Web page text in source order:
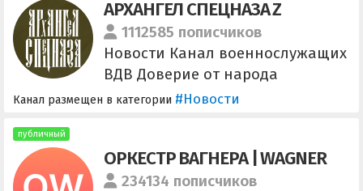
АРХАНГЕЛ СПЕЦНАЗА Z
1112585 пописчиков
Новости Канал военнослужащих
ВДВ Доверие от народа
Эксклюзивный контент Реклама/
@foma_adm Наш чат:
https://t.me/+w27L6E15JMM3M2Ey
Канал размещен в категории #Новости
публичный
ОРКЕСТР ВАГНЕРА | WAGNER
234134 пописчиков